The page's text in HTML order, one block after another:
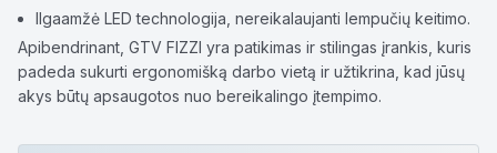
Ilgaamžė LED technologija, nereikalaujanti lempučių keitimo.
Apibendrinant, GTV FIZZI yra patikimas ir stilingas įrankis, kuris
padeda sukurti ergonomišką darbo vietą ir užtikrina, kad jūsų
akys būtų apsaugotos nuo bereikalingo įtempimo.